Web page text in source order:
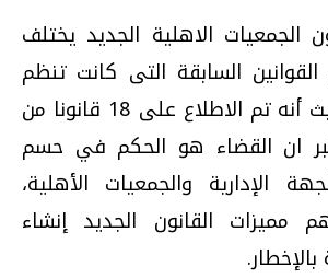
الجمعيات الاهلية الجديد يختلف
السابقة التى كانت تنظم
العمل الأهلى حيث أنه تم الاطلاع على 18 قانونا من
ان القضاء هو الحكم في حسم
الإدارية والجمعيات الأهلية،
القانون الجديد إنشاء